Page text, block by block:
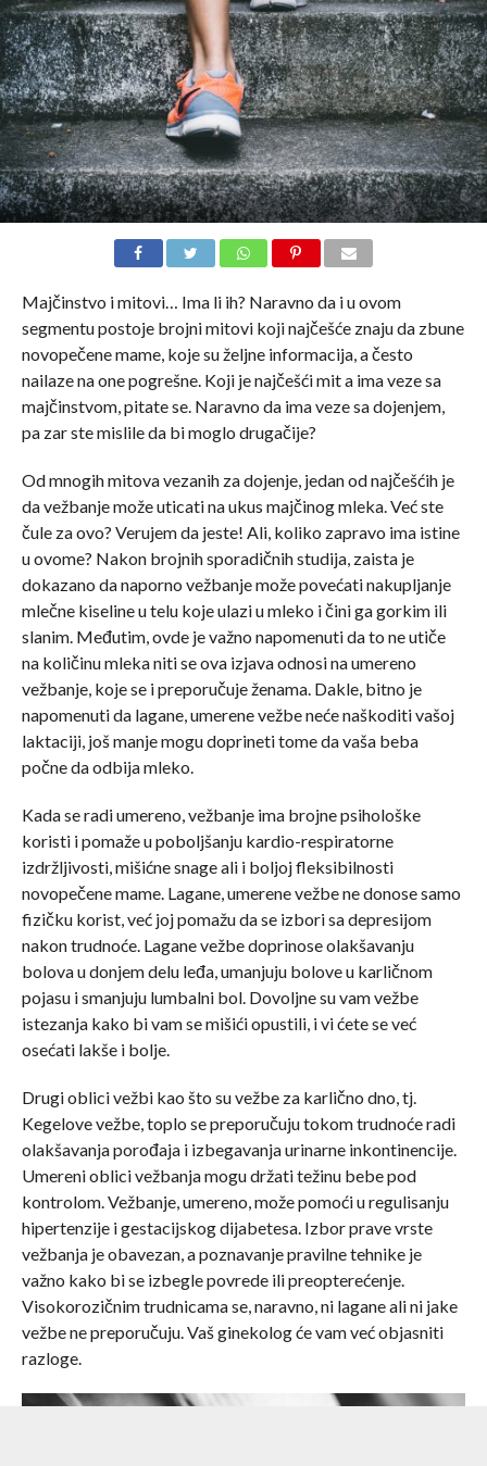
Majčinstvo i mitovi… Ima li ih? Naravno da i u ovom
segmentu postoje brojni mitovi koji najčešće znaju da zbune
novopečene mame, koje su željne informacija, a često
nailaze na one pogrešne. Koji je najčešći mit a ima veze sa
majčinstvom, pitate se. Naravno da ima veze sa dojenjem,
pa zar ste mislile da bi moglo drugačije?
Od mnogih mitova vezanih za dojenje, jedan od najčešćih je
da vežbanje može uticati na ukus majčinog mleka. Već ste
čule za ovo? Verujem da jeste! Ali, koliko zapravo ima istine
u ovome? Nakon brojnih sporadičnih studija, zaista je
dokazano da naporno vežbanje može povećati nakupljanje
mlečne kiseline u telu koje ulazi u mleko i čini ga gorkim ili
slanim. Međutim, ovde je važno napomenuti da to ne utiče
na količinu mleka niti se ova izjava odnosi na umereno
vežbanje, koje se i preporučuje ženama. Dakle, bitno je
napomenuti da lagane, umerene vežbe neće naškoditi vašoj
laktaciji, još manje mogu doprineti tome da vaša beba
počne da odbija mleko.
Kada se radi umereno, vežbanje ima brojne psihološke
koristi i pomaže u poboljšanju kardio-respiratorne
izdržljivosti, mišićne snage ali i boljoj fleksibilnosti
novopečene mame. Lagane, umerene vežbe ne donose samo
fizičku korist, već joj pomažu da se izbori sa depresijom
nakon trudnoće. Lagane vežbe doprinose olakšavanju
bolova u donjem delu leđa, umanjuju bolove u karličnom
pojasu i smanjuju lumbalni bol. Dovoljne su vam vežbe
istezanja kako bi vam se mišići opustili, i vi ćete se već
osećati lakše i bolje.
Drugi oblici vežbi kao što su vežbe za karlično dno, tj.
Kegelove vežbe, toplo se preporučuju tokom trudnoće radi
olakšavanja porođaja i izbegavanja urinarne inkontinencije.
Umereni oblici vežbanja mogu držati težinu bebe pod
kontrolom. Vežbanje, umereno, može pomoći u regulisanju
hipertenzije i gestacijskog dijabetesa. Izbor prave vrste
vežbanja je obavezan, a poznavanje pravilne tehnike je
važno kako bi se izbegle povrede ili preopterećenje.
Visokorozičnim trudnicama se, naravno, ni lagane ali ni jake
vežbe ne preporučuju. Vaš ginekolog će vam već objasniti
razloge.